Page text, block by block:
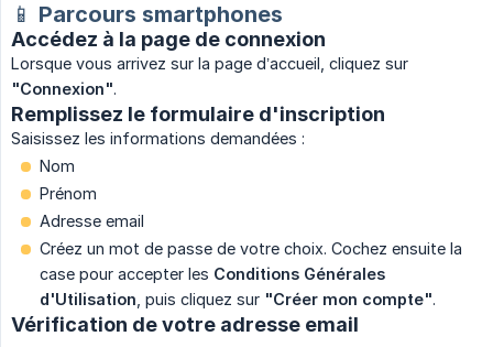
📱 Parcours smartphones
Accédez à la page de connexion
Lorsque vous arrivez sur la page d’accueil, cliquez sur
"Connexion".
Remplissez le formulaire d'inscription
Saisissez les informations demandées :
Nom
Prénom
Adresse email
Créez un mot de passe de votre choix. Cochez ensuite la
case pour accepter les Conditions Générales
d'Utilisation , puis cliquez sur "Créer mon compte".
Vérification de votre adresse email